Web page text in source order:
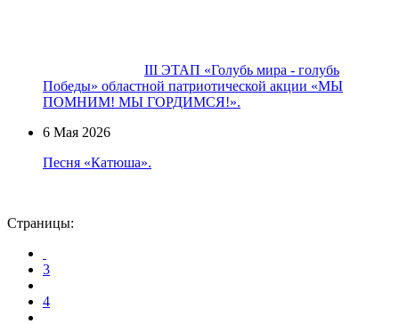
III ЭТАП «Голубь мира - голубь
Победы» областной патриотической акции «МЫ
ПОМНИМ! МЫ ГОРДИМСЯ!».
6 Мая 2026
Песня «Катюша».
Страницы:
3
4